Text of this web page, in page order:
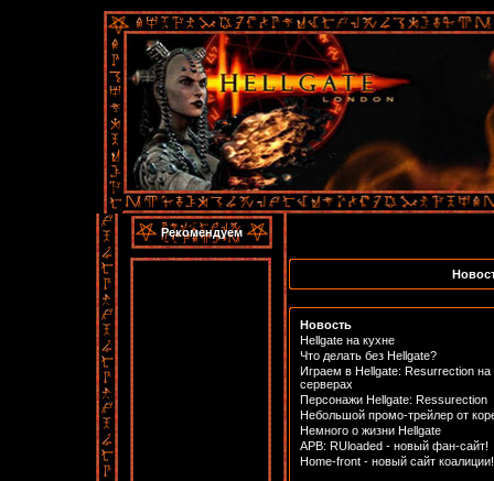
Рекомендуем
Новость
Hellgate на кухне
Что делать без Hellgate?
Играем в Hellgate: Resurrection на
серверах
Персонажи Hellgate: Ressurection
Небольшой промо-трейлер от
Немного о жизни Hellgate
APB: RUloaded - новый фан-сайт!
Home-front - новый сайт коалиции!